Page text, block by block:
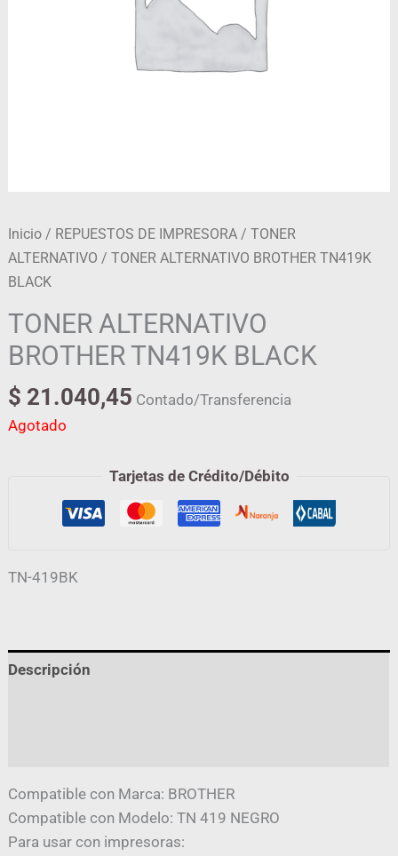
Inicio / REPUESTOS DE IMPRESORA /TONER
ALTERNATIVO / TONER ALTERNATIVO BROTHER TN419K
BLACK
TONER ALTERNATIVO
BROTHER TN419K BLACK
$ 21.040,45 Contado/Transferencia
Agotado
Tarjetas de Crédito/Débito
TN-419BK
Descripción
Compatible con Marca: BROTHER
Compatible con Modelo: TN 419 NEGRO
Para usar con impresoras: